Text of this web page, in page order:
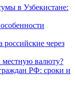
в Узбекистане:
российские через
местную валюту?
РФ: сроки и